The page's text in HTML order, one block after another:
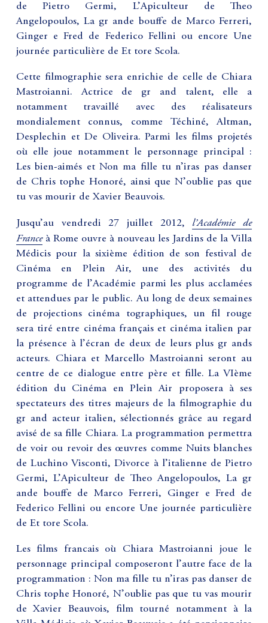
de Pietro Germi, L’Apiculteur de Theo
Angelopoulos, La gr ande bouffe de Marco Ferreri,
Ginger e Fred de Federico Fellini ou encore Une
journée particulière de Et tore Scola.
Cette filmographie sera enrichie de celle de Chiara
Mastroianni. Actrice de gr and talent, elle a
notamment travaillé avec des réalisateurs
mondialement connus, comme Téchiné, Altman,
Desplechin et De Oliveira. Parmi les films projetés
où elle joue notamment le personnage principal :
Les bien-aimés et Non ma fille tu n’iras pas danser
de Chris tophe Honoré, ainsi que N’oublie pas que
tu vas mourir de Xavier Beauvois.
Jusqu’au vendredi 27 juillet 2012, l’Académie de
Franceà Rome ouvre à nouveau les Jardins de la Villa
Médicis pour la sixième édition de son festival de
Cinéma en Plein Air, une des activités du
programme de l’Académie parmi les plus acclamées
et attendues par le public. Au long de deux semaines
de projections cinéma tographiques, un fil rouge
sera tiré entre cinéma français et cinéma italien par
la présence à l’écran de deux de leurs plus gr ands
acteurs. Chiara et Marcello Mastroianni seront au
centre de ce dialogue entre père et fille. La VIème
édition du Cinéma en Plein Air proposera à ses
spectateurs des titres majeurs de la filmographie du
gr and acteur italien, sélectionnés grâce au regard
avisé de sa fille Chiara. La programmation permettra
de voir ou revoir des œuvres comme Nuits blanches
de Luchino Visconti, Divorce à l’italienne de Pietro
Germi, L’Apiculteur de Theo Angelopoulos, La gr
ande bouffe de Marco Ferreri, Ginger e Fred de
Federico Fellini ou encore Une journée particulière
de Et tore Scola.
Les films francais où Chiara Mastroianni joue le
personnage principal composeront l’autre face de la
programmation : Non ma fille tu n’iras pas danser de
Chris tophe Honoré, N’oublie pas que tu vas mourir
de Xavier Beauvois, film tourné notamment à la